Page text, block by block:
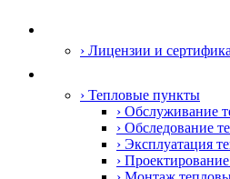
› Лицензии и
› Тепловые пункты
› Обслуживание
› Обследование
› Эксплуатация
›